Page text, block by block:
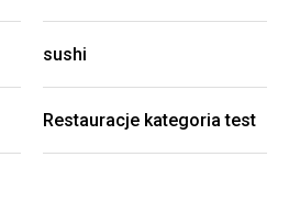
sushi
Restauracje kategoria test